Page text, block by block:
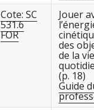
Cote: SC
531.6
FOR
Jouer
des
de la vie
(p. 18)
Guide